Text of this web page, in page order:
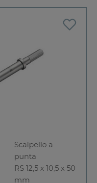
Scalpello a
punta
RS 12,5 x 10,5 x 50
mm